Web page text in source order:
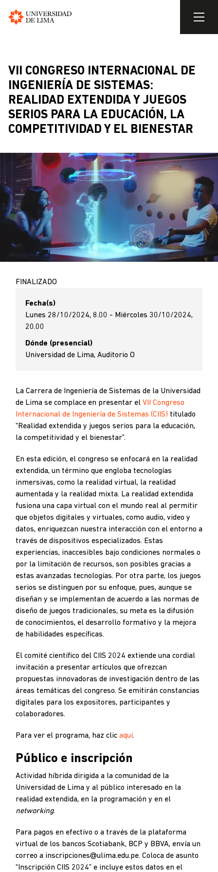
contenido
principal
VII CONGRESO INTERNACIONAL DE
INGENIERÍA DE SISTEMAS:
REALIDAD EXTENDIDA Y JUEGOS
SERIOS PARA LA EDUCACIÓN, LA
COMPETITIVIDAD Y EL BIENESTAR
FINALIZADO
Fecha(s)
Lunes 28/10/2024, 8.00 - Miércoles 30/10/2024,
20.00
Dónde (presencial)
Universidad de Lima, Auditorio O
La Carrera de Ingeniería de Sistemas de la Universidad
de Lima se complace en presentar el VII Congreso
Internacional de Ingeniería de Sistemas (CIIS) titulado
“Realidad extendida y juegos serios para la educación,
la competitividad y el bienestar”.
En esta edición, el congreso se enfocará en la realidad
extendida, un término que engloba tecnologías
inmersivas, como la realidad virtual, la realidad
aumentada y la realidad mixta. La realidad extendida
fusiona una capa virtual con el mundo real al permitir
que objetos digitales y virtuales, como audio, video y
datos, enriquezcan nuestra interacción con el entorno a
través de dispositivos especializados. Estas
experiencias, inaccesibles bajo condiciones normales o
por la limitación de recursos, son posibles gracias a
estas avanzadas tecnologías. Por otra parte, los juegos
serios se distinguen por su enfoque, pues, aunque se
diseñan y se implementan de acuerdo a las normas de
diseño de juegos tradicionales, su meta es la difusión
de conocimientos, el desarrollo formativo y la mejora
de habilidades específicas.
El comité científico del CIIS 2024 extiende una cordial
invitación a presentar artículos que ofrezcan
propuestas innovadoras de investigación dentro de las
áreas temáticas del congreso. Se emitirán constancias
digitales para los expositores, participantes y
colaboradores.
Para ver el programa, haz clic aquí.
Público e inscripción
Actividad híbrida dirigida a la comunidad de la
Universidad de Lima y al público interesado en la
realidad extendida, en la programación y en el
networking.
Para pagos en efectivo o a través de la plataforma
virtual de los bancos Scotiabank, BCP y BBVA, envía un
correo a inscripciones@ulima.edu.pe. Coloca de asunto
“Inscripción CIIS 2024” e incluye estos datos en el